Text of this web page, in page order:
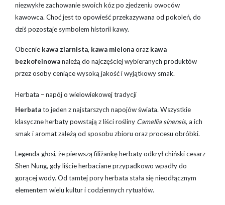
niezwykłe zachowanie swoich kóz po zjedzeniu owoców
kawowca. Choć jest to opowieść przekazywana od pokoleń, do
dziś pozostaje symbolem historii kawy.
Obecnie kawa ziarnista, kawa mielonaoraz kawa
bezkofeinowanależą do najczęściej wybieranych produktów
przez osoby ceniące wysoką jakość i wyjątkowy smak.
Herbata – napój o wielowiekowej tradycji
Herbatato jeden z najstarszych napojów świata. Wszystkie
klasyczne herbaty powstają z liści rośliny Camellia sinensis, a ich
smak i aromat zależą od sposobu zbioru oraz procesu obróbki.
Legenda głosi, że pierwszą filiżankę herbaty odkrył chiński cesarz
Shen Nung, gdy liście herbaciane przypadkowo wpadły do
gorącej wody. Od tamtej pory herbata stała się nieodłącznym
elementem wielu kultur i codziennych rytuałów.